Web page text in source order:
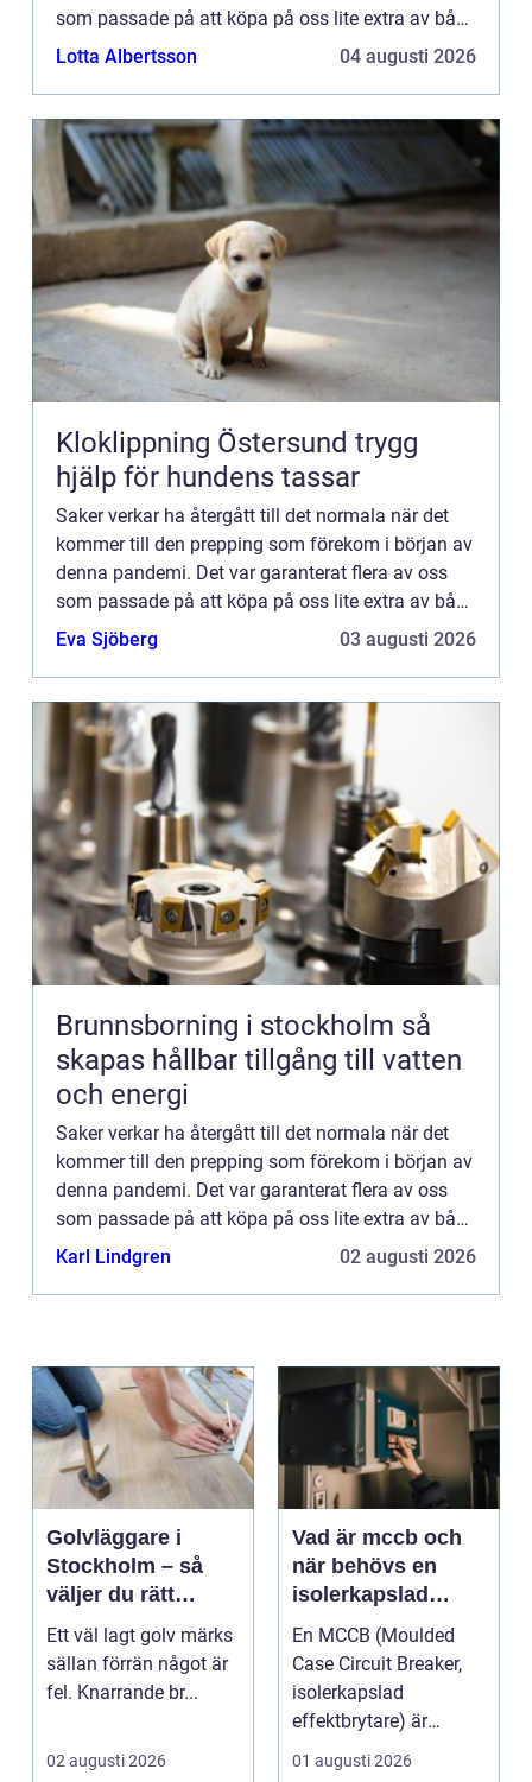
som passade på att köpa på oss lite extra av både
det ...
Lotta Albertsson 04 augusti 2026
Kloklippning Östersund trygg
hjälp för hundens tassar
Saker verkar ha återgått till det normala när det
kommer till den prepping som förekom i början av
denna pandemi. Det var garanterat flera av oss
som passade på att köpa på oss lite extra av både
det ...
Eva Sjöberg 03 augusti 2026
Brunnsborning i stockholm så
skapas hållbar tillgång till vatten
och energi
Saker verkar ha återgått till det normala när det
kommer till den prepping som förekom i början av
denna pandemi. Det var garanterat flera av oss
som passade på att köpa på oss lite extra av både
det ...
Karl Lindgren 02 augusti 2026
Golvläggare i
Stockholm – så
väljer du rätt
hantverkare för
hållbara golv
Ett väl lagt golv märks
sällan förrän något är
fel. Knarrande br...
02 augusti 2026
Vad är mccb och
när behövs en
isolerkapslad
effektbrytare?
En MCCB (Moulded
Case Circuit Breaker,
isolerkapslad
effektbrytare) är
hjärtat i många
01 augusti 2026